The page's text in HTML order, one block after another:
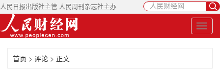
人民日报出版社主管 人民周刊杂志社主办
首页 > 评论 > 正文